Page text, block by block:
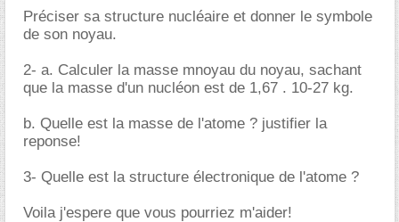
Préciser sa structure nucléaire et donner le symbole
de son noyau.
2- a. Calculer la masse mnoyau du noyau, sachant
que la masse d'un nucléon est de 1,67 . 10-27 kg.
b. Quelle est la masse de l'atome ? justifier la
reponse!
3- Quelle est la structure électronique de l'atome ?
Voila j'espere que vous pourriez m'aider!